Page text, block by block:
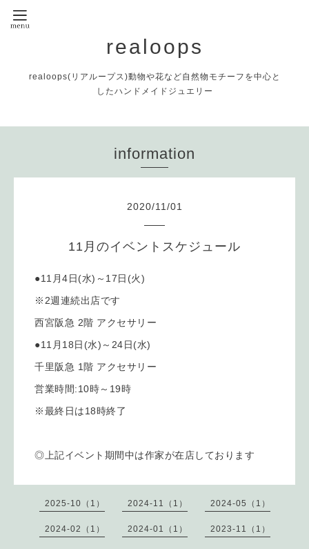
realoops
realoops(リアループス)動物や花など自然物モチーフを中心と
したハンドメイドジュエリー
information
2020/11 /01
11月のイベントスケジュール
●11月4日(水)～17日(火)
※2週連続出店です
西宮阪急 2階 アクセサリー
●11月18日(水)～24日(水)
千里阪急 1階 アクセサリー
営業時間:10時～19時
※最終日は18時終了
◎上記イベント期間中は作家が在店しております
2025-10（1） 2024-11（1） 2024-05（1）
2024-02（1） 2024-01（1） 2023-11（1）